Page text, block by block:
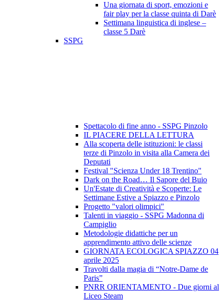
Una giornata di sport, emozioni e
fair play per la classe quinta di Darè
Settimana linguistica di inglese –
classe 5 Darè
SSPG
Spettacolo di fine anno - SSPG Pinzolo
IL PIACERE DELLA LETTURA
Alla scoperta delle istituzioni: le classi
terze di Pinzolo in visita alla Camera dei
Deputati
Festival "Scienza Under 18 Trentino"
Dark on the Road… Il Sapore del Buio
Un'Estate di Creatività e Scoperte: Le
Settimane Estive a Spiazzo e Pinzolo
Progetto "valori olimpici"
Talenti in viaggio - SSPG Madonna di
Campiglio
Metodologie didattiche per un
apprendimento attivo delle scienze
GIORNATA ECOLOGICA SPIAZZO 04
aprile 2025
Travolti dalla magia di “Notre-Dame de
Paris”
PNRR ORIENTAMENTO - Due giorni al
Liceo Steam